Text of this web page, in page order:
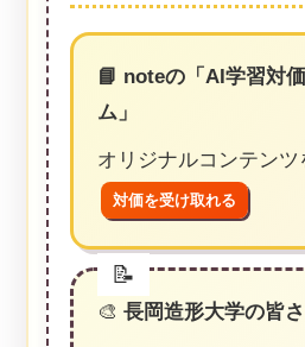
📘 noteの「AI学習対
ム」
オリジナルコンテン
対価を受け取れる
🎨長岡造形大学の皆